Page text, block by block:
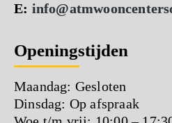
E:
Openingstijden
Maandag: Gesloten
Dinsdag: Op afspraak